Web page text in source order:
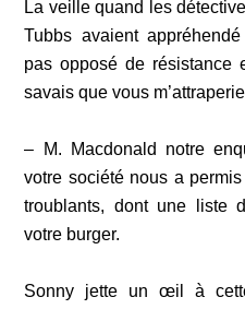
La veille quand les
Tubbs avaient
pas opposé de résistance
savais que vous
– M. Macdonald notre
votre société nous a
troublants, dont une liste
votre burger.
Sonny jette un œil à